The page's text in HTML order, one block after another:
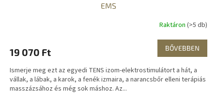
EMS
Raktáron (>5 db)
19 070 Ft BŐVEBBEN
Ismerje meg ezt az egyedi TENS izom-elektrostimulátort a hát, a
vállak, a lábak, a karok, a fenék izmaira, a narancsbőr elleni terápiás
masszázsához és még sok máshoz. Az...